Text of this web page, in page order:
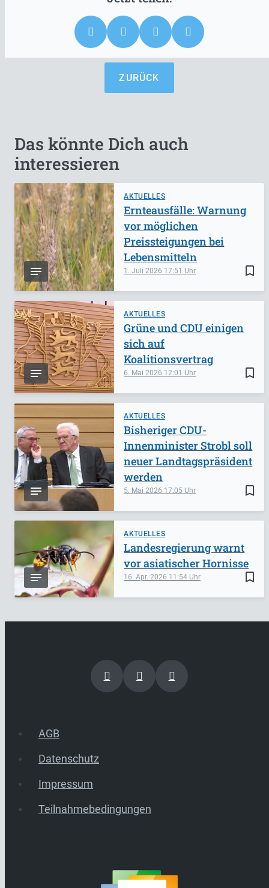
ZURÜCK
Das könnte Dich auch
interessieren
AKTUELLES
bookmark_border
1. Juli 2026 17:51
Ernteausfälle: Warnung
vor möglichen
Preissteigungen bei
Lebensmitteln
AKTUELLES
bookmark_border
6. Mai 2026 12:01
Grüne und CDU einigen
sich auf
Koalitionsvertrag
AKTUELLES
bookmark_border
5. Mai 2026 17:05
Bisheriger CDU-
Innenminister Strobl soll
neuer Landtagspräsident
werden
AKTUELLES
bookmark_border
16. Apr. 2026 11:54
Landesregierung warnt
vor asiatischer Hornisse
AGB
Datenschutz
Impressum
Teilnahmebedingungen